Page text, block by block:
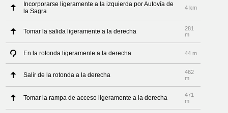
Incorporarse ligeramente a la izquierda por Autovía de
la Sagra
4 km
Tomar la salida ligeramente a la derecha
281
m
En la rotonda ligeramente a la derecha 44 m
Salir de la rotonda a la derecha
462
m
Tomar la rampa de acceso ligeramente a la derecha
471
m